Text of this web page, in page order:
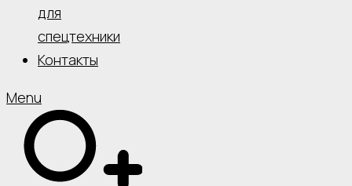
для
спецтехники
Контакты
Menu